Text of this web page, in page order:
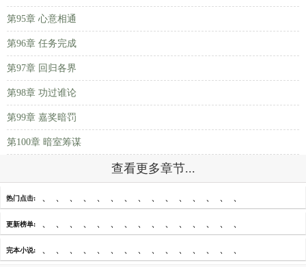
第95章 心意相通
第96章 任务完成
第97章 回归各界
第98章 功过谁论
第99章 嘉奖暗罚
第100章 暗室筹谋
查看更多章节...
热门点击: 、 、 、 、 、 、 、 、 、 、 、 、 、 、 、
更新榜单: 、 、 、 、 、 、 、 、 、 、 、 、 、 、 、
完本小说: 、 、 、 、 、 、 、 、 、 、 、 、 、 、 、